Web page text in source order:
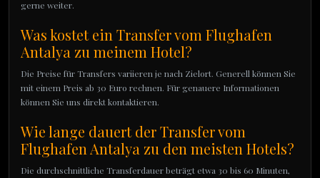
gerne weiter.
Was kostet ein Transfer vom Flughafen
Antalya zu meinem Hotel?
Die Preise für Transfers variieren je nach Zielort. Generell können Sie
mit einem Preis ab 30 Euro rechnen. Für genauere Informationen
können Sie uns direkt kontaktieren.
Wie lange dauert der Transfer vom
Flughafen Antalya zu den meisten Hotels?
Die durchschnittliche Transferdauer beträgt etwa 30 bis 60 Minuten,